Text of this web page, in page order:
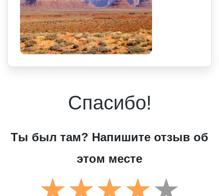
Спасибо!
Ты был там? Напишите отзыв об
этом месте